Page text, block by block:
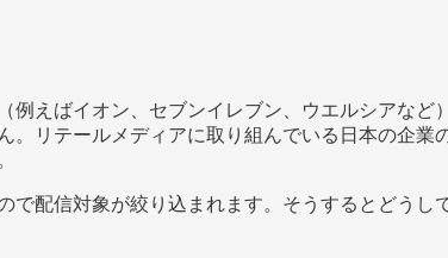
えばイオン、セブンイレブン、ウエルシアなど
リテールメディアに取り組んでいる日本の企
配信対象が絞り込まれます。そうするとどうし